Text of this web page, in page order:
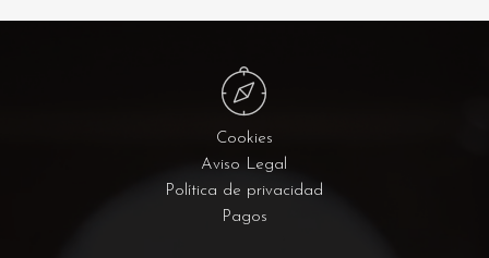
Cookies
Aviso Legal
Política de privacidad
Pagos